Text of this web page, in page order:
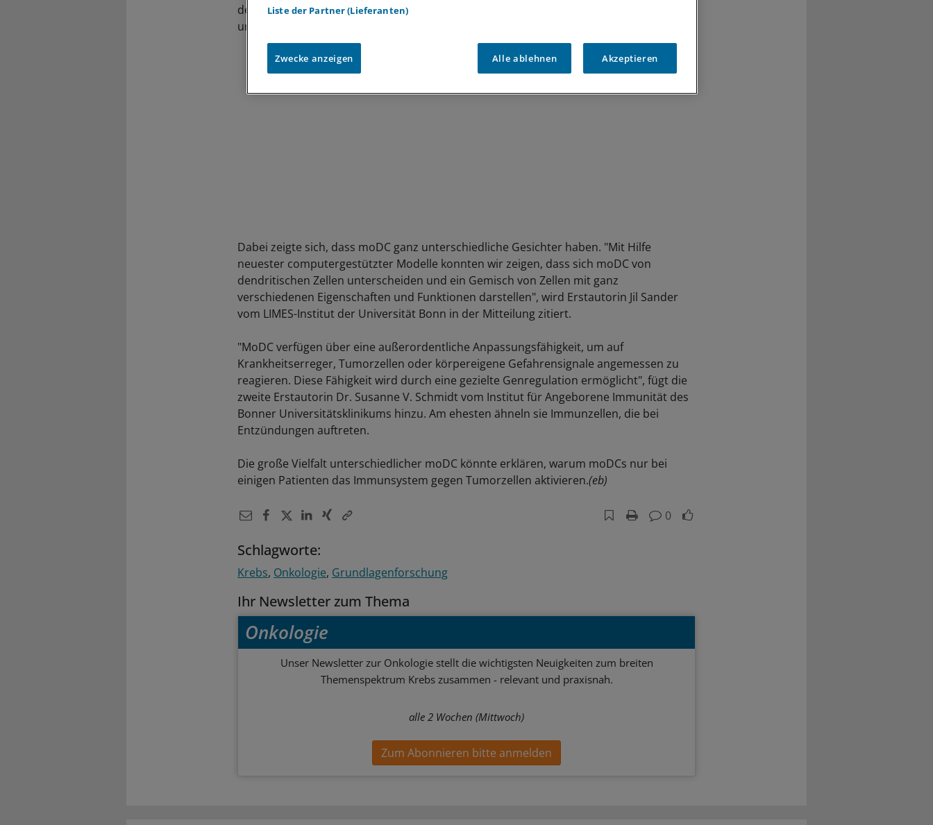
dendritischen Zellen (moDC) bestellt? Wie ist ihr Stoffwechsel? Auf welche Botenstoffe
und Stimulanzien reagieren sie?
Dabei zeigte sich, dass moDC ganz unterschiedliche Gesichter haben. "Mit Hilfe
neuester computergestützter Modelle konnten wir zeigen, dass sich moDC von
dendritischen Zellen unterscheiden und ein Gemisch von Zellen mit ganz
verschiedenen Eigenschaften und Funktionen darstellen", wird Erstautorin Jil Sander
vom LIMES-Institut der Universität Bonn in der Mitteilung zitiert.
"MoDC verfügen über eine außerordentliche Anpassungsfähigkeit, um auf
Krankheitserreger, Tumorzellen oder körpereigene Gefahrensignale angemessen zu
reagieren. Diese Fähigkeit wird durch eine gezielte Genregulation ermöglicht", fügt die
zweite Erstautorin Dr. Susanne V. Schmidt vom Institut für Angeborene Immunität des
Bonner Universitätsklinikums hinzu. Am ehesten ähneln sie Immunzellen, die bei
Entzündungen auftreten.
Die große Vielfalt unterschiedlicher moDC könnte erklären, warum moDCs nur bei
einigen Patienten das Immunsystem gegen Tumorzellen aktivieren.(eb)
0
Schlagworte:
Krebs Onkologie Grundlagenforschung
Ihr Newsletter zum Thema
Onkologie
Unser Newsletter zur Onkologie stellt die wichtigsten Neuigkeiten zum breiten
Themenspektrum Krebs zusammen - relevant und praxisnah.
alle 2 Wochen (Mittwoch)
Zum Abonnieren bitte anmelden
Liste der Partner (Lieferanten)
Zwecke anzeigen Alle ablehnen Akzeptieren